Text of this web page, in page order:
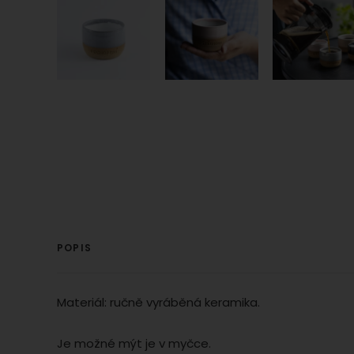
Tyto
mohli
POPIS
Materiál: ručně vyráběná keramika.
Je možné mýt je v myčce.